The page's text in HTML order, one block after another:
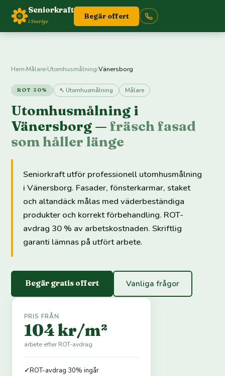
Seniorkraft
i Sverige
Begär offert
Hem›Målare›Utomhusmålning›Vänersborg
ROT 30% ↖ Utomhusmålning Målare
Utomhusmålning i
Vänersborg —fräsch fasad
som håller länge
Seniorkraft utför professionell utomhusmålning
i Vänersborg. Fasader, fönsterkarmar, staket
och altandäck målas med väderbeständiga
produkter och korrekt förbehandling. ROT-
avdrag 30 % av arbetskostnaden. Skriftlig
garanti lämnas på utfört arbete.
Begär gratis offert Vanliga frågor
PRIS FRÅN
104 kr/m²
arbete efter ROT-avdrag
✓ROT-avdrag 30% ingår